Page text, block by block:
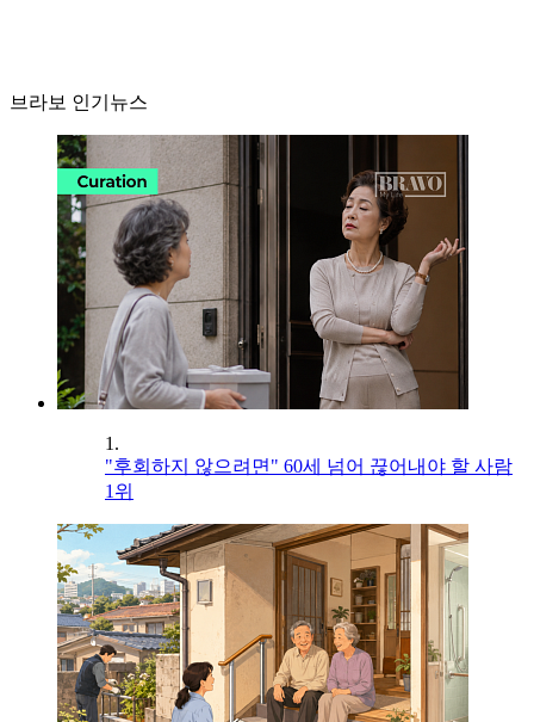
브라보 인기뉴스
1.
"후회하지 않으려면" 60세 넘어 끊어내야 할 사람
1위